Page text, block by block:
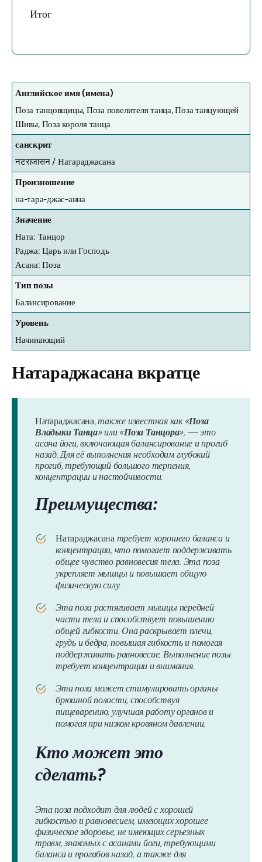
Итог
Английское имя (имена)
Поза танцовщицы, Поза повелителя танца, Поза танцующей
Шивы, Поза короля танца
санскрит
नटराजासन / Натараджасана
Произношение
на-тара-джас-анна
Значение
Ната: Танцор
Раджа: Царь или Господь
Асана: Поза
Тип позы
Балансирование
Уровень
Начинающий
Натараджасанавкратце
Натараджасана,также известная как «Поза
Владыки Танца» или «Поза Танцора», — это
асана йоги, включающая балансирование и прогиб
назад. Для её выполнения необходим глубокий
прогиб, требующий большого терпения,
концентрации и настойчивости.
Преимущества:
Натараджасана требует хорошего баланса и
концентрации, что помогает поддерживать
общее чувство равновесия тела. Эта поза
укрепляет мышцы и повышает общую
физическую силу.
Эта поза растягивает мышцы передней
части тела и способствует повышению
общей гибкости. Она раскрывает плечи,
грудь и бедра, повышая гибкость и помогая
поддерживать равновесие. Выполнение позы
требует концентрации и внимания.
Эта поза может стимулировать органы
брюшной полости, способствуя
пищеварению, улучшая работу органов и
помогая при низком кровяном давлении.
Кто может это
сделать?
Эта поза подходит для людей с хорошей
гибкостью и равновесием, имеющих хорошее
физическое здоровье, не имеющих серьезных
травм, знакомых с асанами йоги, требующими
баланса и прогибов назад, а также для